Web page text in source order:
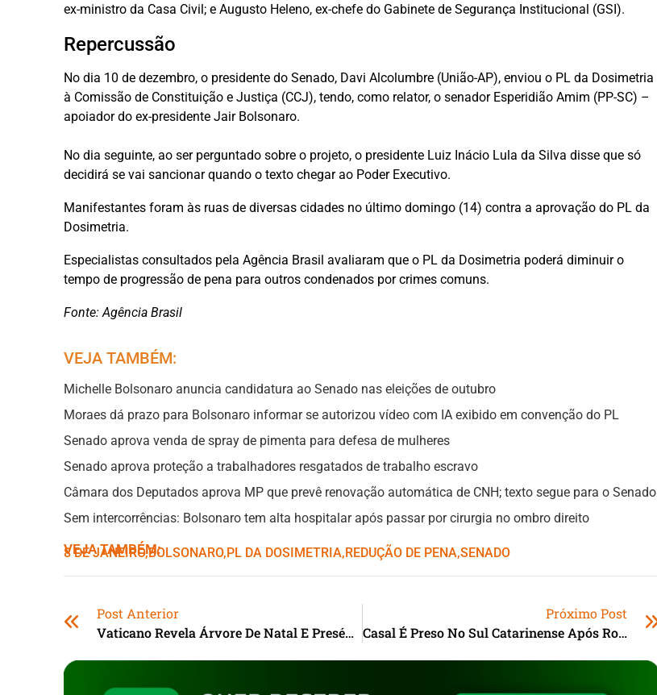
ex-ministro da Casa Civil; e Augusto Heleno, ex-chefe do Gabinete de Segurança Institucional (GSI).
Repercussão
No dia 10 de dezembro, o presidente do Senado, Davi Alcolumbre (União-AP), enviou o PL da Dosimetria
à Comissão de Constituição e Justiça (CCJ), tendo, como relator, o senador Esperidião Amim (PP-SC) –
apoiador do ex-presidente Jair Bolsonaro.
No dia seguinte, ao ser perguntado sobre o projeto, o presidente Luiz Inácio Lula da Silva disse que só
decidirá se vai sancionar quando o texto chegar ao Poder Executivo.
Manifestantes foram às ruas de diversas cidades no último domingo (14) contra a aprovação do PL da
Dosimetria.
Especialistas consultados pela Agência Brasil avaliaram que o PL da Dosimetria poderá diminuir o
tempo de progressão de pena para outros condenados por crimes comuns.
Fonte: Agência Brasil
VEJA TAMBÉM:
Michelle Bolsonaro anuncia candidatura ao Senado nas eleições de outubro
Moraes dá prazo para Bolsonaro informar se autorizou vídeo com IA exibido em convenção do PL
Senado aprova venda de spray de pimenta para defesa de mulheres
Senado aprova proteção a trabalhadores resgatados de trabalho escravo
Câmara dos Deputados aprova MP que prevê renovação automática de CNH; texto segue para o Senado
Sem intercorrências: Bolsonaro tem alta hospitalar após passar por cirurgia no ombro direito
VEJA TAMBÉM:
8 DE JANEIRO,ㅤBOLSONARO,ㅤPL DA DOSIMETRIA,ㅤREDUÇÃO DE PENA,ㅤSENADO
Post Anterior
Vaticano Revela Árvore De Natal E Presépio Na Praça São Pedro
Próximo Post
Casal É Preso No Sul Catarinense Após Roubo De Automóvel E Tentativa De Golpe Em Pedágio